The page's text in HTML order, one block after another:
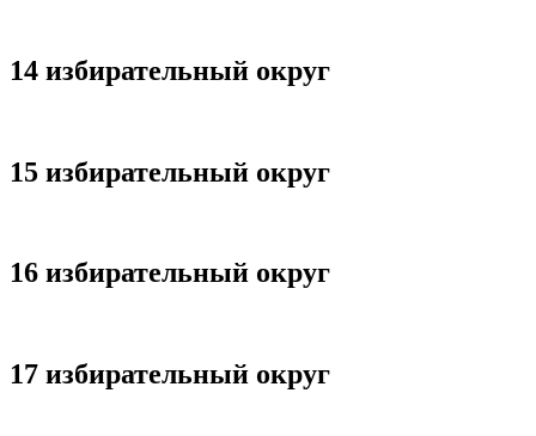
14 избирательный округ
15 избирательный округ
16 избирательный округ
17 избирательный округ